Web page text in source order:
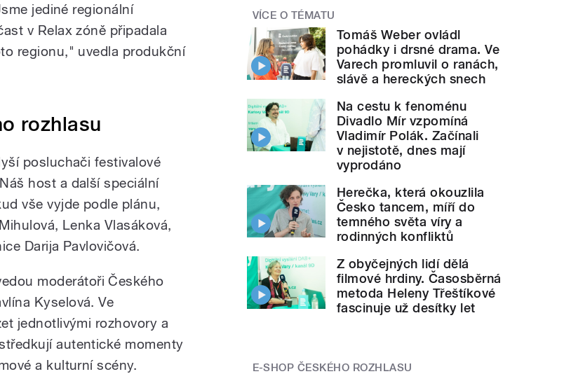
jediné regionální
v Relax zóně připadala
regionu," uvedla produkční
rozhlasu
posluchači festivalové
host a další speciální
vše vyjde podle plánu,
Lenka Vlasáková,
Darija Pavlovičová.
moderátoři Českého
Kyselová. Ve
jednotlivými rozhovory a
autentické momenty
a kulturní scény.
VÍCE O TÉMATU
Tomáš Weber ovládl
pohádky i drsné drama. Ve
Varech promluvil o ranách,
slávě a hereckých snech
Na cestu k fenoménu
Divadlo Mír vzpomíná
Vladimír Polák. Začínali
v nejistotě, dnes mají
vyprodáno
Herečka, která okouzlila
Česko tancem, míří do
temného světa víry a
rodinných konfliktů
Z obyčejných lidí dělá
filmové hrdiny. Časosběrná
metoda Heleny Třeštíkové
fascinuje už desítky let
E-SHOP ČESKÉHO ROZHLASU